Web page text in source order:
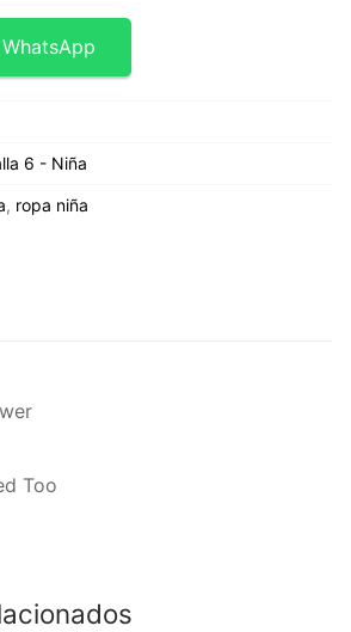
6 - Niña
, ropa niña
Too